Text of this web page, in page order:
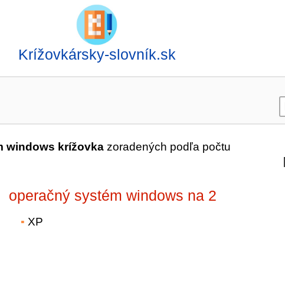
Krížovkársky-slovník.sk
windows krížovka zoradených podľa počtu
operačný systém windows na 2
XP